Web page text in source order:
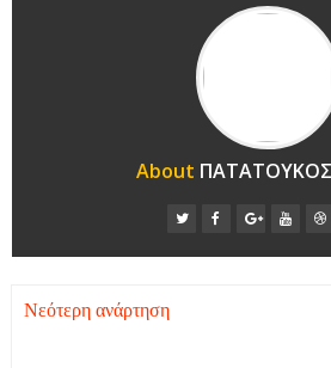
About
Νεότερη ανάρτηση